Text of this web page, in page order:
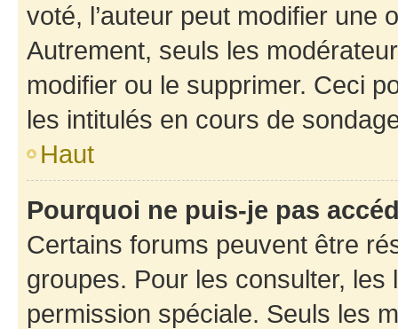
voté, l’auteur peut modifier une
Autrement, seuls les
modifier ou le supprimer. Ceci
les intitulés en cours de
Haut
Pourquoi ne puis-je pas
Certains forums peuvent être
groupes. Pour les consulter,
permission spéciale. Seuls les